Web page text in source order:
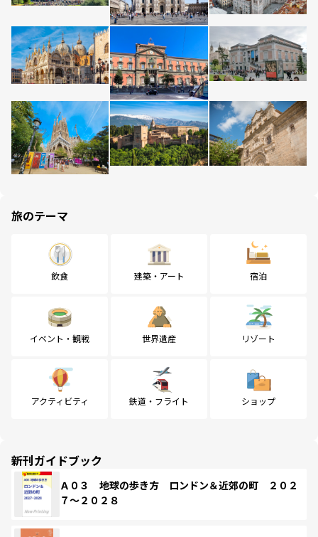
旅のテーマ
飲食 建築・アート 宿泊
イベント・観戦 世界遺産 リゾート
アクティビティ 鉄道・フライト ショップ
新刊ガイドブック
Ａ０３ 地球の歩き方 ロンドン＆近郊の町 ２０２
７～２０２８